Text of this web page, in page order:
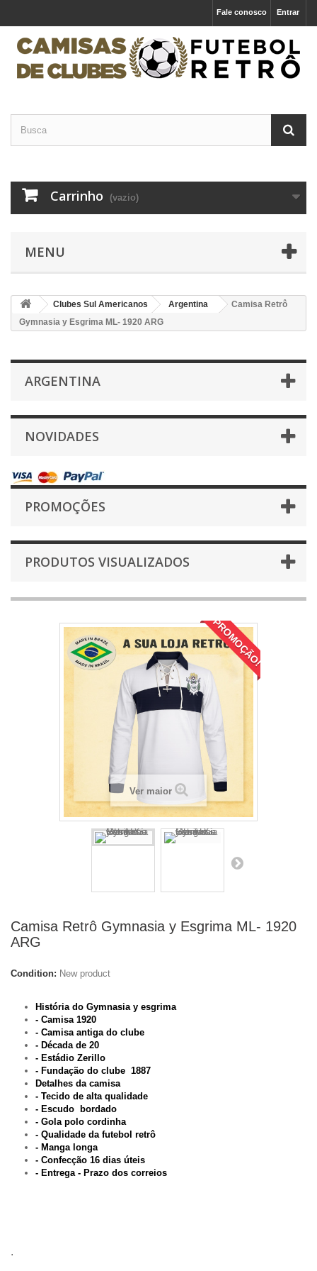
Entrar
Fale conosco
Carrinho (vazio)
MENU
Clubes Sul Americanos Argentina
Camisa Retrô
Gymnasia y Esgrima ML- 1920 ARG
ARGENTINA
NOVIDADES
PROMOÇÕES
PRODUTOS VISUALIZADOS
PROMOÇÃO!
Ver maior
Camisa Retrô Gymnasia y Esgrima ML- 1920
ARG
Condition: New product
História do Gymnasia y esgrima
- Camisa 1920
- Camisa antiga do clube
- Década de 20
- Estádio Zerillo
- Fundação do clube 1887
Detalhes da camisa
- Tecido de alta qualidade
- Escudo bordado
- Gola polo cordinha
- Qualidade da futebol retrô
- Manga longa
- Confecção 16 dias úteis
- Entrega - Prazo dos correios
.